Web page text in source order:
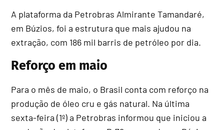
A plataforma da Petrobras Almirante Tamandaré,
em Búzios, foi a estrutura que mais ajudou na
extração, com 186 mil barris de petróleo por dia.
Reforço em maio
Para o mês de maio, o Brasil conta com reforço na
produção de óleo cru e gás natural. Na última
sexta-feira (1º) a Petrobras informou que iniciou a